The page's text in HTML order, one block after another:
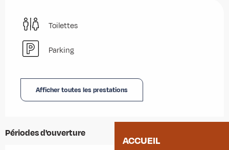
ACCUEIL
Toilettes
Parking
Afficher toutes les prestations
Périodes d'ouverture